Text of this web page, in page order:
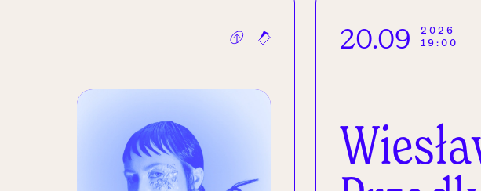
20.09
2026
19:00